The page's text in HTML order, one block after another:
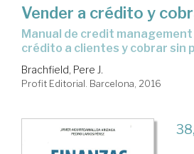
Vender a crédito y
manual de credit management para conceder
crédito a clientes y cobrar sin
Brachfield, Pere J.
Profit Editorial. Barcelona, 2016